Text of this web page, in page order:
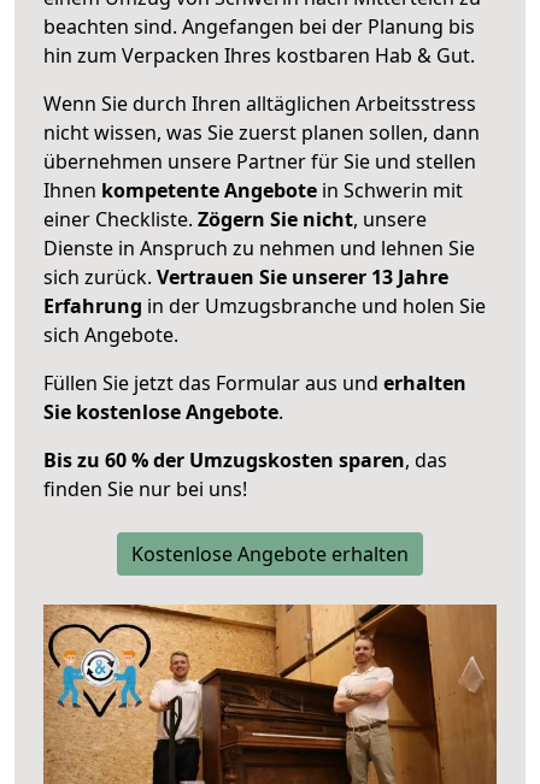
beachten sind. Angefangen bei der Planung bis
hin zum Verpacken Ihres kostbaren Hab & Gut.
Wenn Sie durch Ihren alltäglichen Arbeitsstress
nicht wissen, was Sie zuerst planen sollen, dann
übernehmen unsere Partner für Sie und stellen
Ihnen kompetente Angebote in Schwerin mit
einer Checkliste. Zögern Sie nicht, unsere
Dienste in Anspruch zu nehmen und lehnen Sie
sich zurück. Vertrauen Sie unserer 13 Jahre
Erfahrung in der Umzugsbranche und holen Sie
sich Angebote.
Füllen Sie jetzt das Formular aus und erhalten
Sie kostenlose Angebote.
Bis zu 60 % der Umzugskosten sparen, das
finden Sie nur bei uns!
Kostenlose Angebote erhalten